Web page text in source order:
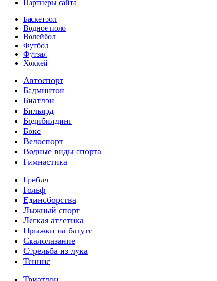
Партнеры сайта
Баскетбол
Водное поло
Волейбол
Футбол
Футзал
Хоккей
Автоспорт
Бадминтон
Биатлон
Бильярд
Бодибилдинг
Бокс
Велоспорт
Водные виды спорта
Гимнастика
Гребля
Гольф
Единоборства
Лыжный спорт
Легкая атлетика
Прыжки на батуте
Скалолазание
Стрельба из лука
Теннис
Триатлон